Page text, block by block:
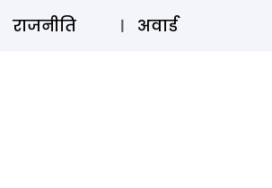
⚲ SUBSCRIBE
राजनीति अवार्ड